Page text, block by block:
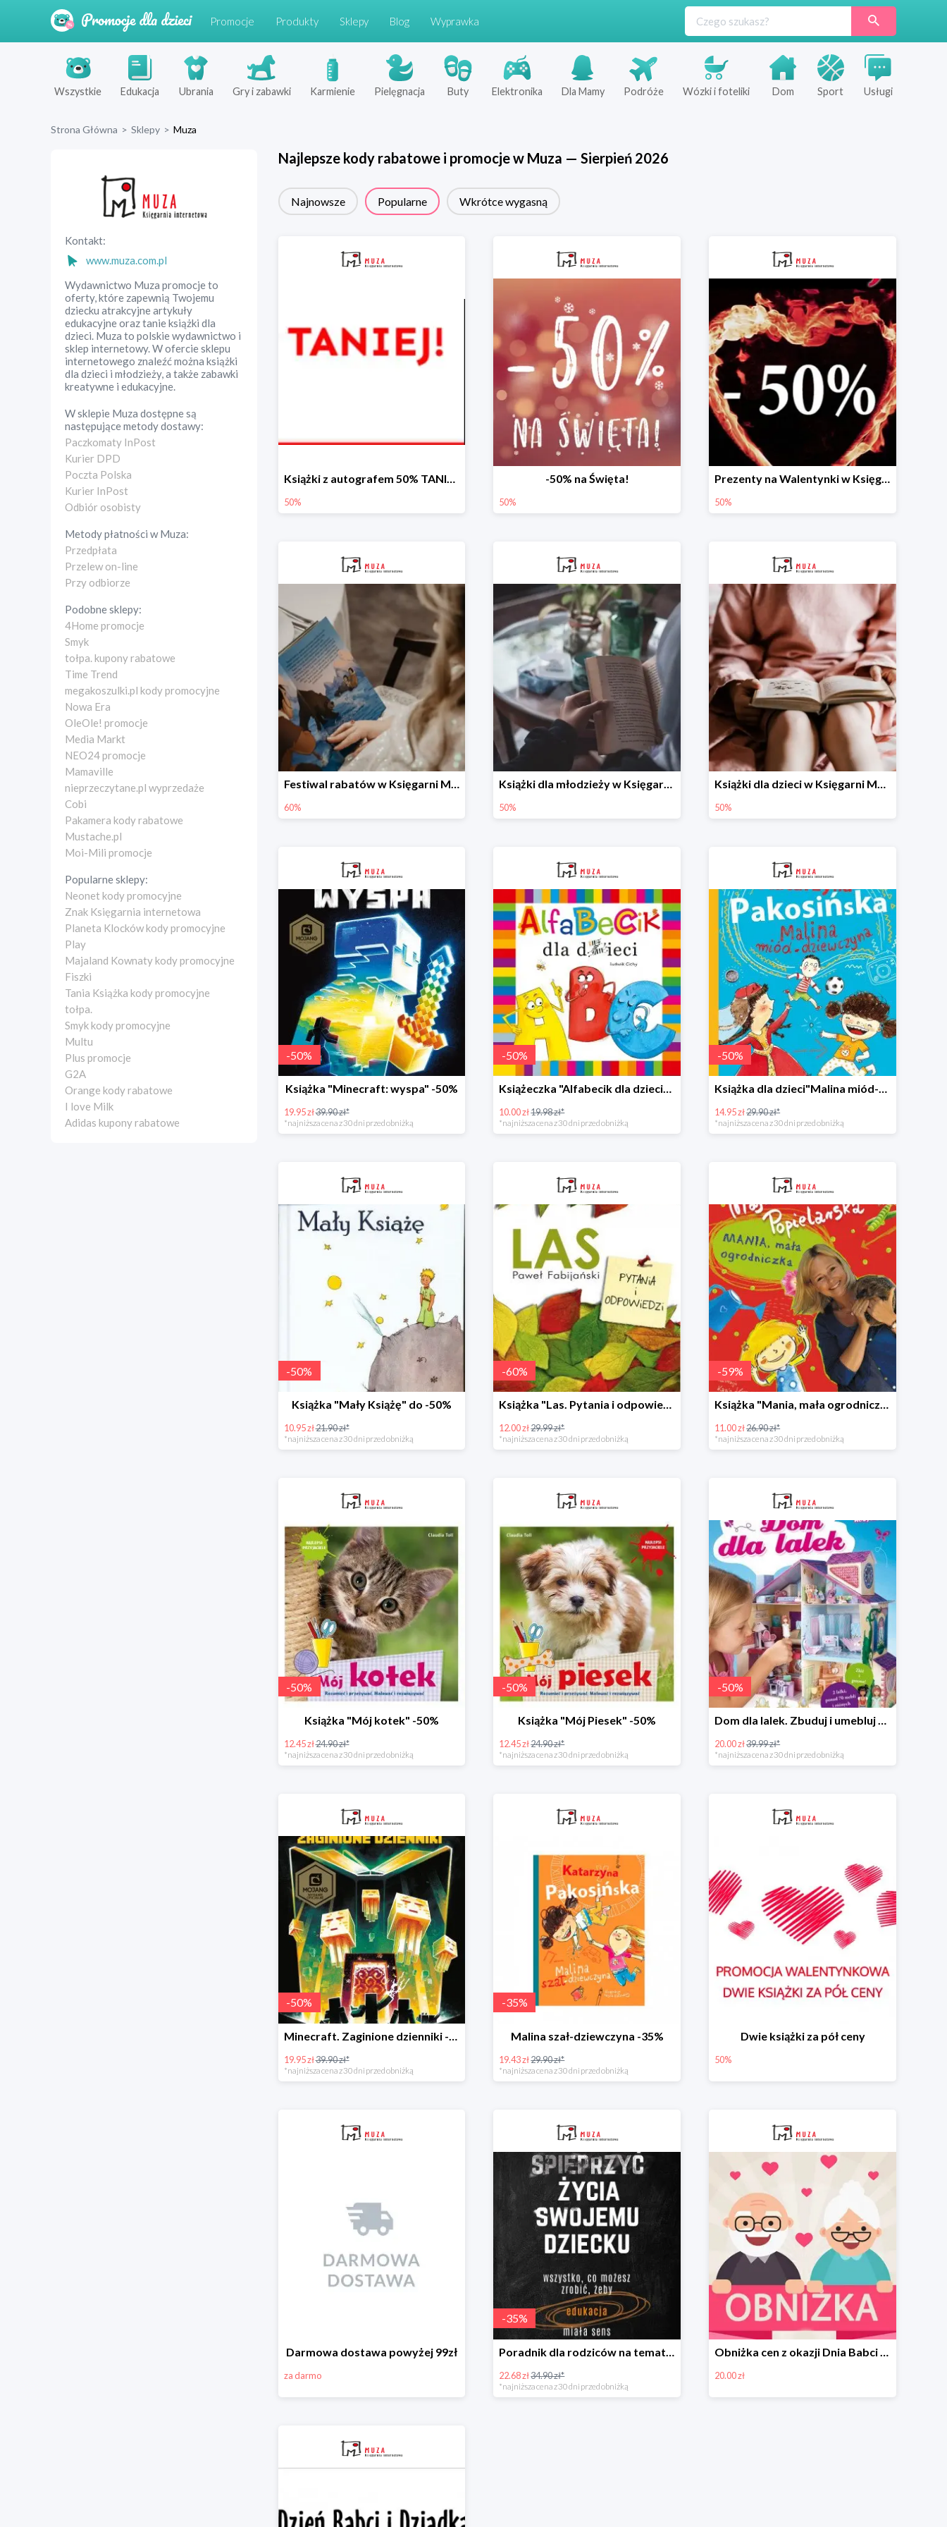
Promocje Produkty Sklepy Blog Wyprawka
Wszystkie Edukacja Ubrania Gry i zabawki Karmienie Pielęgnacja Buty Elektronika Dla Mamy Podróże Wózki i foteliki Dom Sport Usługi
Strona Główna > Sklepy > Muza
Kontakt:
www.muza.com.pl
Wydawnictwo Muza promocje to
oferty, które zapewnią Twojemu
dziecku atrakcyjne artykuły
edukacyjne oraz tanie książki dla
dzieci. Muza to polskie wydawnictwo i
sklep internetowy. W ofercie sklepu
internetowego znaleźć można książki
dla dzieci i młodzieży, a także zabawki
kreatywne i edukacyjne.
W sklepie Muza dostępne są
następujące metody dostawy:
Paczkomaty InPost
Kurier DPD
Poczta Polska
Kurier InPost
Odbiór osobisty
Metody płatności wMuza:
Przedpłata
Przelew on-line
Przy odbiorze
Podobne sklepy:
4Home promocje
Smyk
tołpa. kupony rabatowe
Time Trend
megakoszulki.pl kody promocyjne
Nowa Era
OleOle! promocje
Media Markt
NEO24 promocje
Mamaville
nieprzeczytane.pl wyprzedaże
Cobi
Pakamera kody rabatowe
Mustache.pl
Moi-Mili promocje
Popularne sklepy:
Neonet kody promocyjne
Znak Księgarnia internetowa
Planeta Klocków kody promocyjne
Play
Majaland Kownaty kody promocyjne
Fiszki
Tania Książka kody promocyjne
tołpa.
Smyk kody promocyjne
Multu
Plus promocje
G2A
Orange kody rabatowe
I love Milk
Adidas kupony rabatowe
Najlepsze kody rabatowe i promocje w Muza — Sierpień 2026
Najnowsze Popularne Wkrótce wygasną
Książki z autografem 50% TANIEJ!
50%
-50% na Święta!
50%
Prezenty na Walentynki w Księgarni Muza do -50%
50%
Festiwal rabatów w Księgarni Muza do -60%
60%
Książki dla młodzieży w Księgarni Muza -50%
50%
Książki dla dzieci w Księgarni Muza -50%
50%
-50%
Książka "Minecraft: wyspa" -50%
19.95 zł39.90 zł*
*najniższa cena z 30 dni przed obniżką
-50%
Książeczka "Alfabecik dla dzieci" -50%
10.00 zł19.98 zł*
*najniższa cena z 30 dni przed obniżką
-50%
Książka dla dzieci"Malina miód-dziewczyna" -50%
14.95 zł29.90 zł*
*najniższa cena z 30 dni przed obniżką
-50%
Książka "Mały Książę" do -50%
10.95 zł21.90 zł*
*najniższa cena z 30 dni przed obniżką
-60%
Książka "Las. Pytania i odpowiedzi" w super cenie
12.00 zł29.99 zł*
*najniższa cena z 30 dni przed obniżką
-59%
Książka "Mania, mała ogrodniczka" w super cenie
11.00 zł26.90 zł*
*najniższa cena z 30 dni przed obniżką
-50%
Książka "Mój kotek" -50%
12.45 zł24.90 zł*
*najniższa cena z 30 dni przed obniżką
-50%
Książka "Mój Piesek" -50%
12.45 zł24.90 zł*
*najniższa cena z 30 dni przed obniżką
-50%
Dom dla lalek. Zbuduj i umebluj -50%
20.00 zł39.99 zł*
*najniższa cena z 30 dni przed obniżką
-50%
Minecraft. Zaginione dzienniki -50%
19.95 zł39.90 zł*
*najniższa cena z 30 dni przed obniżką
-35%
Malina szał-dziewczyna -35%
19.43 zł29.90 zł*
*najniższa cena z 30 dni przed obniżką
Dwie książki za pół ceny
50%
Darmowa dostawa powyżej 99zł
za darmo
-35%
Poradnik dla rodziców na temat edukacji dzieci -35%
22.68 zł34.90 zł*
*najniższa cena z 30 dni przed obniżką
Obniżka cen z okazji Dnia Babci i Dziadka -20zł
20.00 zł